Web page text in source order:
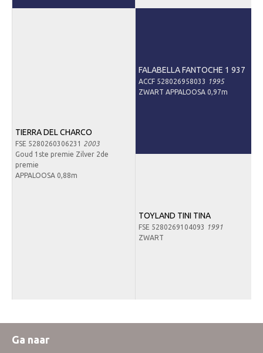
TIERRA DEL CHARCO
FSE 5280260306231 2003
Goud 1ste premie Zilver 2de
premie
APPALOOSA 0,88m
FALABELLA FANTOCHE 1 937
ACCF 528026958033 1995
ZWART APPALOOSA 0,97m
TOYLAND TINI TINA
FSE 5280269104093
1991
ZWART
Ga naar